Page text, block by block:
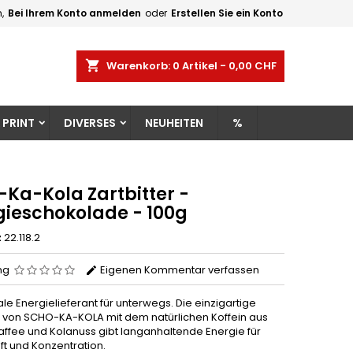
Bei Ihrem Konto anmelden oder Erstellen Sie ein Konto
shopping_cart Warenkorb: 0 Artikel - 0,00 CHF
DIVERSES NEUHEITEN %
Ka-Kola Zartbitter -
- 100g
22.118.2
Eigenen Kommentar verfassen
Energielieferant für unterwegs. Die einzigartige
SCHO-KA-KOLA mit dem natürlichen Koffein aus
und Kolanuss gibt langanhaltende Energie für
und Konzentration.